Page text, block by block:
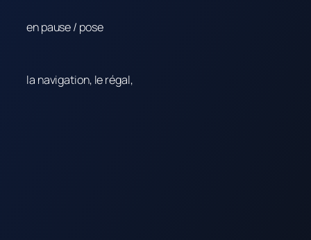
en pause / pose
la navigation, le régal,